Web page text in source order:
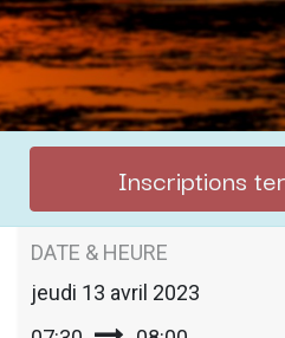
Inscriptions
DATE & HEURE
jeudi 13 avril 2023